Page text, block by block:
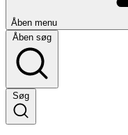
Åben menu
Åben søg
Søg